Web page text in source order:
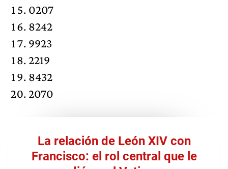
0207
8242
9923
2219
8432
2070
La relación de León XIV con
Francisco: el rol central que le